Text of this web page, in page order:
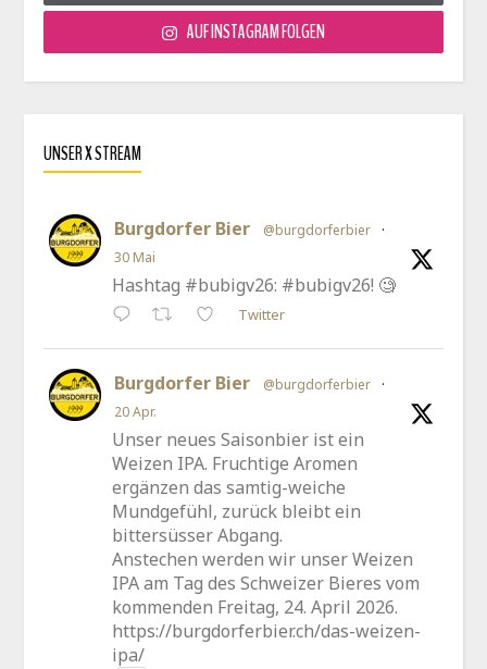
AUF INSTAGRAM FOLGEN
UNSER X STREAM
Burgdorfer Bier @burgdorferbier
·
30 Mai
Hashtag #bubigv26: #bubigv26! 🧐
Twitter
Burgdorfer Bier @burgdorferbier
·
20 Apr.
Unser neues Saisonbier ist ein
Weizen IPA. Fruchtige Aromen
ergänzen das samtig-weiche
Mundgefühl, zurück bleibt ein
bittersüsser Abgang.
Anstechen werden wir unser Weizen
IPA am Tag des Schweizer Bieres vom
kommenden Freitag, 24. April 2026.
https://burgdorferbier.ch/das-weizen-
ipa/